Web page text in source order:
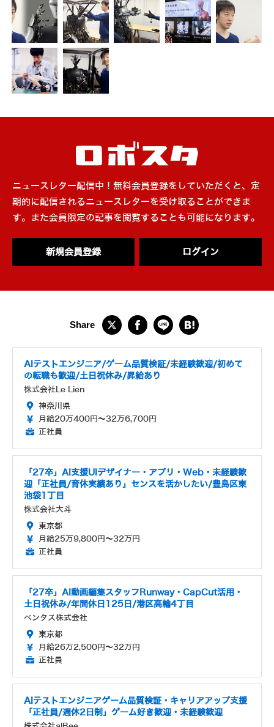
ニュースレター配信中！無料会員登録をしていただくと、定
期的に配信されるニュースレターを受け取ることができま
す。また会員限定の記事を閲覧することも可能になります。
新規会員登録 ログイン
AIテストエンジニア/ゲーム品質検証/未経験歓迎/初めて
の転職も歓迎/土日祝休み/昇給あり
株式会社Le Lien
神奈川県
月給20万400円～32万6,700円
正社員
「27卒」AI支援UIデザイナー・アプリ・Web・未経験歓
迎「正社員/育休実績あり」センスを活かしたい/豊島区東
池袋1丁目
株式会社大斗
東京都
月給25万9,800円～32万円
正社員
「27卒」AI動画編集スタッフRunway・CapCut活用・
土日祝休み/年間休日125日/港区高輪4丁目
ベンタス株式会社
東京都
月給26万2,500円～32万円
正社員
AIテストエンジニアゲーム品質検証・キャリアアップ支援
「正社員/週休2日制」ゲーム好き歓迎・未経験歓迎